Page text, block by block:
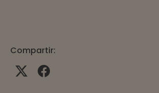
Compartir: